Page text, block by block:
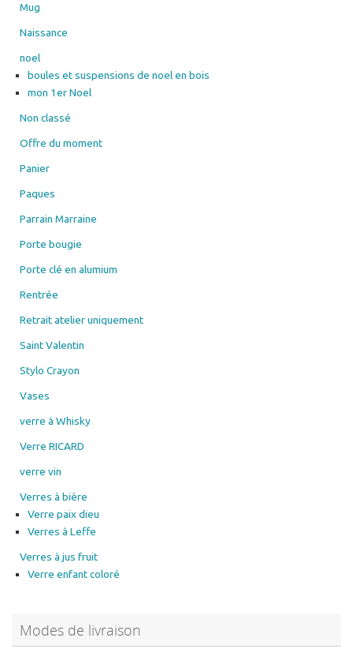
Mug
Naissance
noel
boules et suspensions de noel en bois
mon 1er Noel
Non classé
Offre du moment
Panier
Paques
Parrain Marraine
Porte bougie
Porte clé en alumium
Rentrée
Retrait atelier uniquement
Saint Valentin
Stylo Crayon
Vases
verre à Whisky
Verre RICARD
verre vin
Verres à bière
Verre paix dieu
Verres à Leffe
Verres à jus fruit
Verre enfant coloré
Modes de livraison